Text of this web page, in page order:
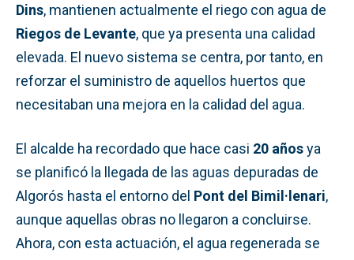
Dins, mantienen actualmente el riego con agua de
Riegos de Levante, que ya presenta una calidad
elevada. El nuevo sistema se centra, por tanto, en
reforzar el suministro de aquellos huertos que
necesitaban una mejora en la calidad del agua.
El alcalde ha recordado que hace casi 20 añosya
se planificó la llegada de las aguas depuradas de
Algorós hasta el entorno del Pont del Bimil·lenari,
aunque aquellas obras no llegaron a concluirse.
Ahora, con esta actuación, el agua regenerada se